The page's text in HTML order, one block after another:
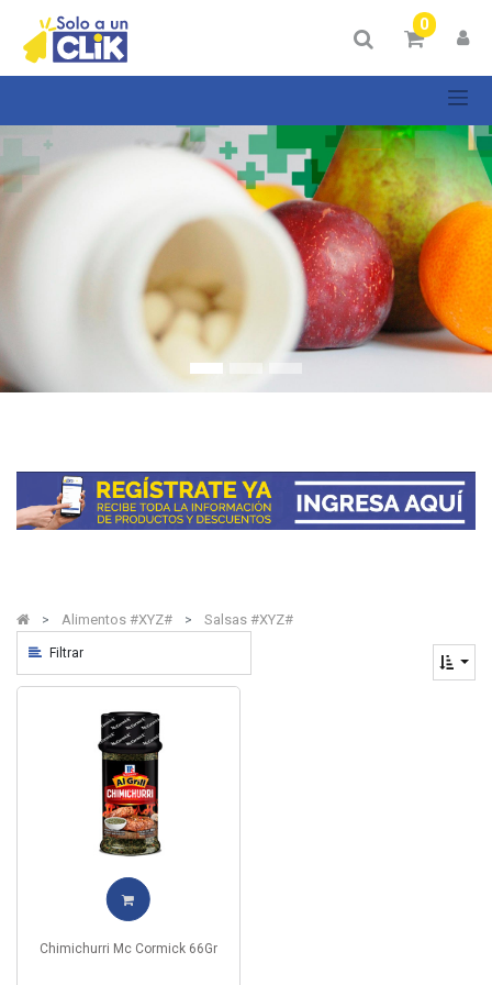
0
Alimentos #XYZ# Salsas #XYZ#
Filtrar
Mostrar
Categorías
Mostrar
opciones
Chimichurri Mc Cormick 66Gr